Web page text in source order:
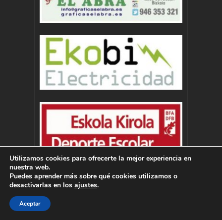
Utilizamos cookies para ofrecerte la mejor experiencia en
nuestra web.
Puedes aprender más sobre qué cookies utilizamos o
desactivarlas en los ajustes.
Aceptar